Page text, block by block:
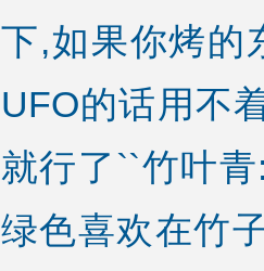
下,如果你烤的
UFO的话用不
就行了``竹叶
绿色喜欢在竹